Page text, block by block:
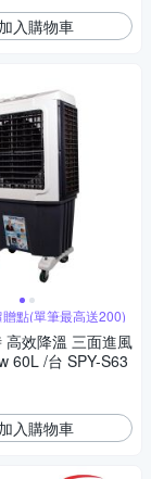
入購物車
點(單筆最高送200)
高效降溫 三面進風
60L /台 SPY-S63
入購物車